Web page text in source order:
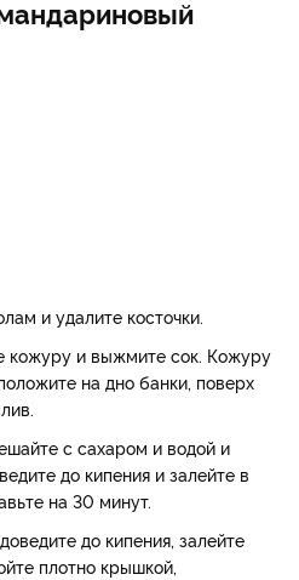
и удалите косточки.
кожуру и выжмите сок. Кожуру
на дно банки, поверх
с сахаром и водой и
до кипения и залейте в
на 30 минут.
до кипения, залейте
плотно крышкой,